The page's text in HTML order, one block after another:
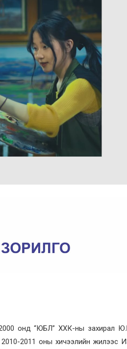
2000 онд “ЮБЛ” ХХК-ны захирал
2010-2011 оны хичээлийн жилээс